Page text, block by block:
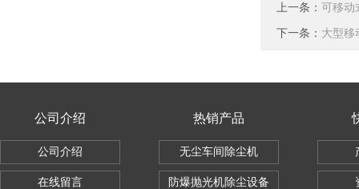
上一条： 可移动
下一条： 大型移
公司介绍
公司介绍
在线留言
热销产品
无尘车间除尘机
防爆抛光机除尘设备